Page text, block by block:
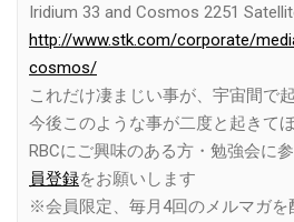
Iridium 33 and Cosmos 2251
http://www.stk.com/corporate/
cosmos/
これだけ凄まじい事が、宇宙間で
今後このような事が二度と起きて
RBCにご興味のある方・勉強会に
員登録をお願いします
※会員限定、毎月4回のメルマガを